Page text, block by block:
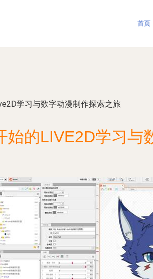
首页
学习与数字动漫制作探索之旅
始的LIVE2D学习与